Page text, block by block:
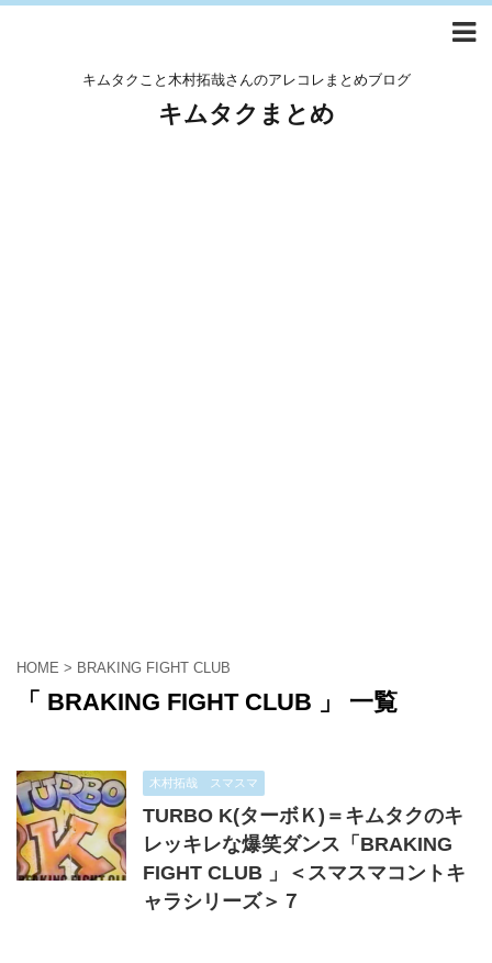
キムタクこと木村拓哉さんのアレコレまとめブログ
キムタクまとめ
HOME > BRAKING FIGHT CLUB
「 BRAKING FIGHT CLUB 」 一覧
木村拓哉 スマスマ
TURBO K(ターボＫ)＝キムタクのキ
レッキレな爆笑ダンス「BRAKING
FIGHT CLUB 」＜スマスマコントキ
ャラシリーズ＞７